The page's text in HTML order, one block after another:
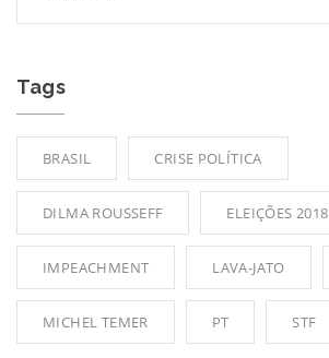
Tags
BRASIL CRISE POLÍTICA
DILMA ROUSSEFF ELEIÇÕES 2018
IMPEACHMENT LAVA-JATO
MICHEL TEMER PT STF